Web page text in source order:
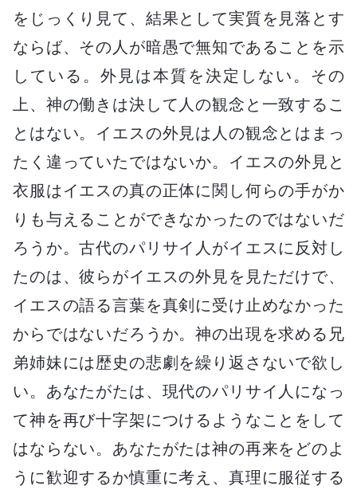
をじっくり見て、結果として実質を見落とす
ならば、その人が暗愚で無知であることを示
している。外見は本質を決定しない。その
上、神の働きは決して人の観念と一致するこ
とはない。イエスの外見は人の観念とはまっ
たく違っていたではないか。イエスの外見と
衣服はイエスの真の正体に関し何らの手がか
りも与えることができなかったのではないだ
ろうか。古代のパリサイ人がイエスに反対し
たのは、彼らがイエスの外見を見ただけで、
イエスの語る言葉を真剣に受け止めなかった
からではないだろうか。神の出現を求める兄
弟姉妹には歴史の悲劇を繰り返さないで欲し
い。あなたがたは、現代のパリサイ人になっ
て神を再び十字架につけるようなことをして
はならない。あなたがたは神の再来をどのよ
うに歓迎するか慎重に考え、真理に服従する